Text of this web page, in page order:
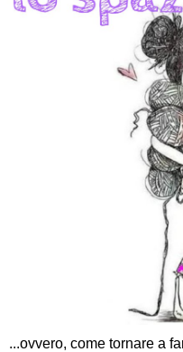
...ovvero, come tornare a